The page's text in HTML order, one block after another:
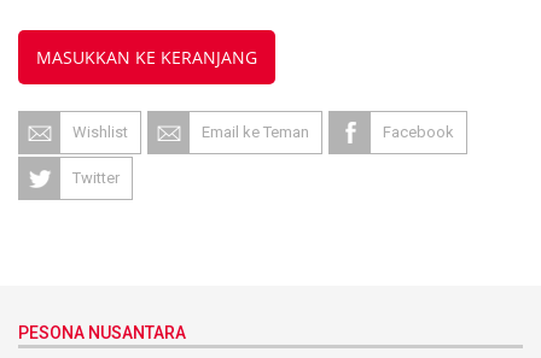
MASUKKAN KE KERANJANG
Wishlist Email ke Teman Facebook
Twitter
PESONA NUSANTARA